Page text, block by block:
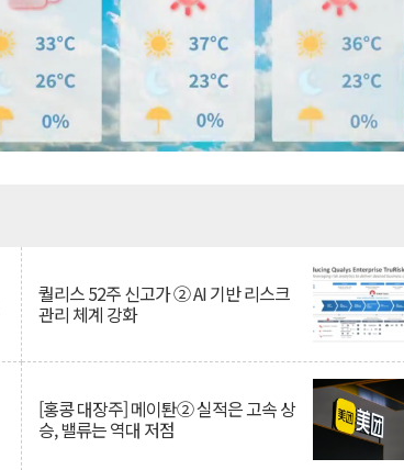
퀄리스 52주 신고가 ② AI 기반 리스크
관리 체계 강화
[홍콩 대장주] 메이퇀② 실적은 고속 상
승, 밸류는 역대 저점